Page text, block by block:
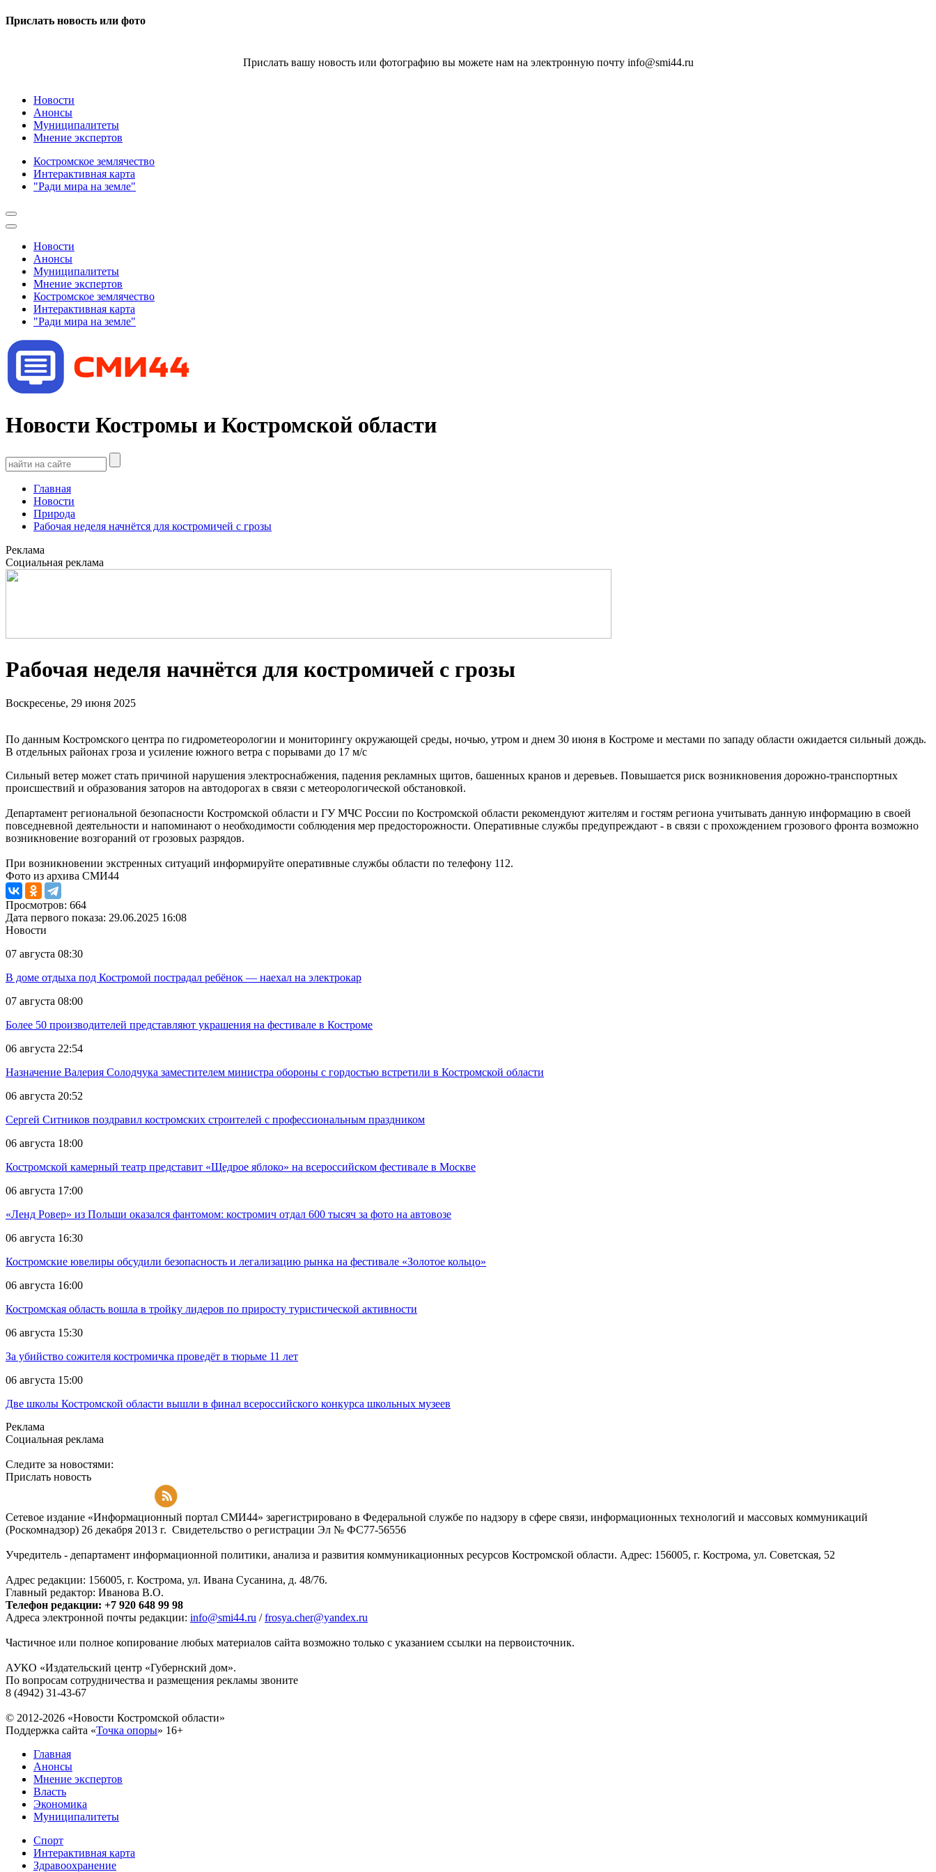
Прислать новость или фото
Прислать вашу новость или фотографию вы можете нам на электронную почту info@smi44.ru
Новости
Анонсы
Муниципалитеты
Мнение экспертов
Костромское землячество
Интерактивная карта
"Ради мира на земле"
Новости
Анонсы
Муниципалитеты
Мнение экспертов
Костромское землячество
Интерактивная карта
"Ради мира на земле"
Новости Костромы и Костромской области
Главная
Новости
Природа
Рабочая неделя начнётся для костромичей с грозы
Реклама
Социальная реклама
Рабочая неделя начнётся для костромичей с грозы
Воскресенье, 29 июня 2025
По данным Костромского центра по гидрометеорологии и мониторингу окружающей среды, ночью, утром и днем 30 июня в Костроме и местами по западу области ожидается сильный дождь.
В отдельных районах гроза и усиление южного ветра с порывами до 17 м/с
Сильный ветер может стать причиной нарушения электроснабжения, падения рекламных щитов, башенных кранов и деревьев. Повышается риск возникновения дорожно-транспортных
происшествий и образования заторов на автодорогах в связи с метеорологической обстановкой.
Департамент региональной безопасности Костромской области и ГУ МЧС России по Костромской области рекомендуют жителям и гостям региона учитывать данную информацию в своей
повседневной деятельности и напоминают о необходимости соблюдения мер предосторожности. Оперативные службы предупреждают - в связи с прохождением грозового фронта возможно
возникновение возгораний от грозовых разрядов.
При возникновении экстренных ситуаций информируйте оперативные службы области по телефону 112.
Фото из архива СМИ44
Просмотров: 664
Дата первого показа: 29.06.2025 16:08
Новости
07 августа 08:30
В доме отдыха под Костромой пострадал ребёнок — наехал на электрокар
07 августа 08:00
Более 50 производителей представляют украшения на фестивале в Костроме
06 августа 22:54
Назначение Валерия Солодчука заместителем министра обороны с гордостью встретили в Костромской области
06 августа 20:52
Сергей Ситников поздравил костромских строителей с профессиональным праздником
06 августа 18:00
Костромской камерный театр представит «Щедрое яблоко» на всероссийском фестивале в Москве
06 августа 17:00
«Ленд Ровер» из Польши оказался фантомом: костромич отдал 600 тысяч за фото на автовозе
06 августа 16:30
Костромские ювелиры обсудили безопасность и легализацию рынка на фестивале «Золотое кольцо»
06 августа 16:00
Костромская область вошла в тройку лидеров по приросту туристической активности
06 августа 15:30
За убийство сожителя костромичка проведёт в тюрьме 11 лет
06 августа 15:00
Две школы Костромской области вышли в финал всероссийского конкурса школьных музеев
Реклама
Социальная реклама
Следите за новостями:
Прислать новость
Сетевое издание «Информационный портал СМИ44» зарегистрировано в Федеральной службе по надзору в сфере связи, информационных технологий и массовых коммуникаций
(Роскомнадзор) 26 декабря 2013 г. Свидетельство о регистрации Эл № ФC77-56556
Учредитель - департамент информационной политики, анализа и развития коммуникационных ресурсов Костромской области. Адрес: 156005, г. Кострома, ул. Советская, 52
Адрес редакции: 156005, г. Кострома, ул. Ивана Сусанина, д. 48/76.
Главный редактор: Иванова В.О.
Телефон редакции: +7 920 648 99 98
Адреса электронной почты редакции: info@smi44.ru /frosya.cher@yandex.ru
Частичное или полное копирование любых материалов сайта возможно только с указанием ссылки на первоисточник.
АУКО «Издательский центр «Губернский дом».
По вопросам сотрудничества и размещения рекламы звоните
8 (4942) 31-43-67
© 2012-2026 «Новости Костромской области»
Поддержка сайта «Точка опоры» 16+
Главная
Анонсы
Мнение экспертов
Власть
Экономика
Муниципалитеты
Спорт
Интерактивная карта
Здравоохранение